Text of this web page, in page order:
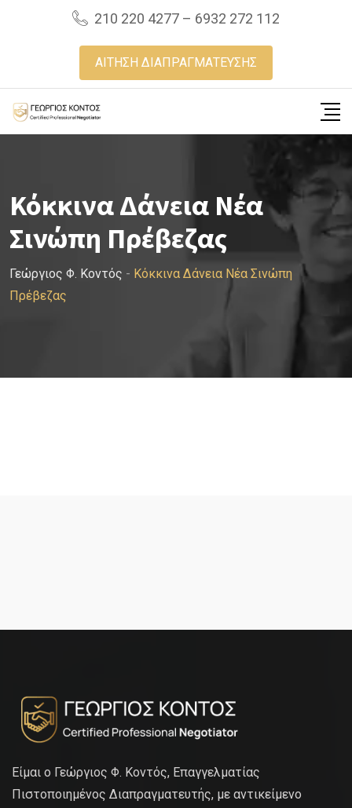
210 220 4277 – 6932 272 112
ΑΙΤΗΣΗ ΔΙΑΠΡΑΓΜΑΤΕΥΣΗΣ
Κόκκινα Δάνεια Νέα
Σινώπη Πρέβεζας
Γεώργιος Φ. Κοντός - Κόκκινα Δάνεια Νέα Σινώπη
Πρέβεζας
Είμαι ο Γεώργιος Φ. Κοντός, Επαγγελματίας
Πιστοποιημένος Διαπραγματευτής, με αντικείμενο